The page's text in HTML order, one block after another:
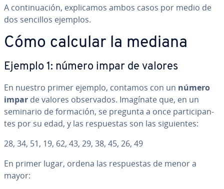
A co­n­ti­nua­ción, ex­pli­ca­mos ambos casos por medio de
dos sencillos ejemplos.
Cómo calcular la mediana
Ejemplo 1: número impar de valores
En nuestro primer ejemplo, contamos con un número
impar de valores ob­se­r­va­dos. Imagínate que, en un
seminario de formación, se pregunta a once pa­r­ti­ci­pa­n­
tes por su edad, y las re­s­pue­s­tas son las si­guie­n­tes:
28, 34, 51, 19, 62, 43, 29, 38, 45, 26, 49
En primer lugar, ordena las re­s­pue­s­tas de menor a
mayor: